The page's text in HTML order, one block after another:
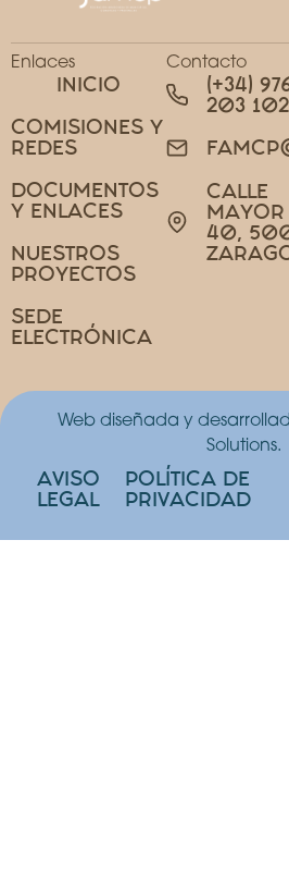
Enlaces
INICIO
COMISIONES Y
REDES
DOCUMENTOS
Y ENLACES
NUESTROS
PROYECTOS
SEDE
ELECTRÓNICA
Contacto
(+34)
203 102
CALLE
MAYOR
40,
Web diseñada y
Solutions.
AVISO
LEGAL
POLÍTICA DE
PRIVACIDAD